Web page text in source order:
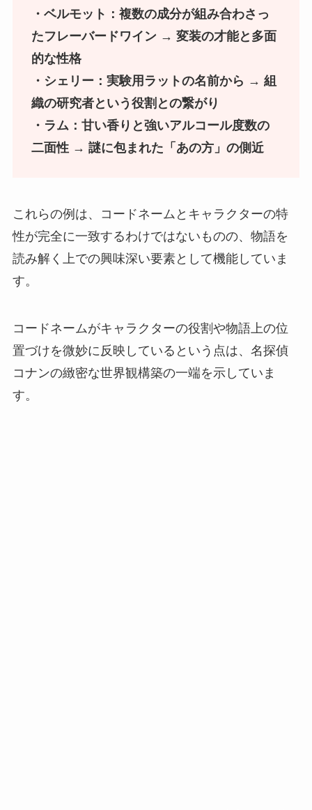
・ベルモット：複数の成分が組み合わさっ
たフレーバードワイン → 変装の才能と多面
的な性格
・シェリー：実験用ラットの名前から → 組
織の研究者という役割との繋がり
・ラム：甘い香りと強いアルコール度数の
二面性 → 謎に包まれた「あの方」の側近
これらの例は、コードネームとキャラクターの特
性が完全に一致するわけではないものの、物語を
読み解く上での興味深い要素として機能していま
す。
コードネームがキャラクターの役割や物語上の位
置づけを微妙に反映しているという点は、名探偵
コナンの緻密な世界観構築の一端を示していま
す。